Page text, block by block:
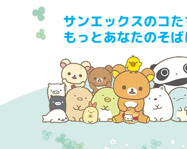
サンエックスのコ
もっとあなたのそば